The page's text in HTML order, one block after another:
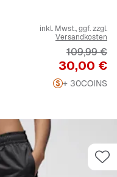
inkl. Mwst., ggf. zzgl.
Versandkosten
Preis
30,00 €
109,99 €
+ 30COINS